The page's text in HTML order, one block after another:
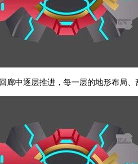
廊中逐层推进，每一层的地形布局